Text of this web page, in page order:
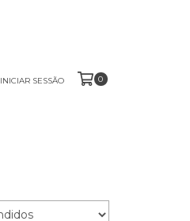
INICIAR SESSÃO 0